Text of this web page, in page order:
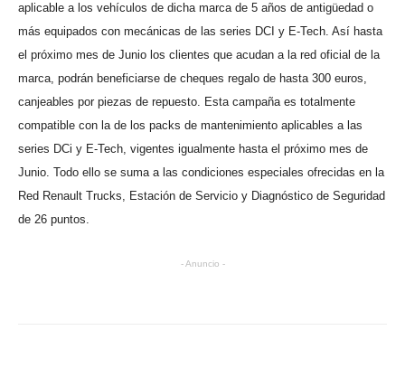
aplicable a los vehículos de dicha marca de 5 años de antigüedad o
más equipados con mecánicas de las series DCI y E-Tech. Así hasta
el próximo mes de Junio los clientes que acudan a la red oficial de la
marca, podrán beneficiarse de cheques regalo de hasta 300 euros,
canjeables por piezas de repuesto. Esta campaña es totalmente
compatible con la de los packs de mantenimiento aplicables a las
series DCi y E-Tech, vigentes igualmente hasta el próximo mes de
Junio. Todo ello se suma a las condiciones especiales ofrecidas en la
Red Renault Trucks, Estación de Servicio y Diagnóstico de Seguridad
de 26 puntos.
- Anuncio -